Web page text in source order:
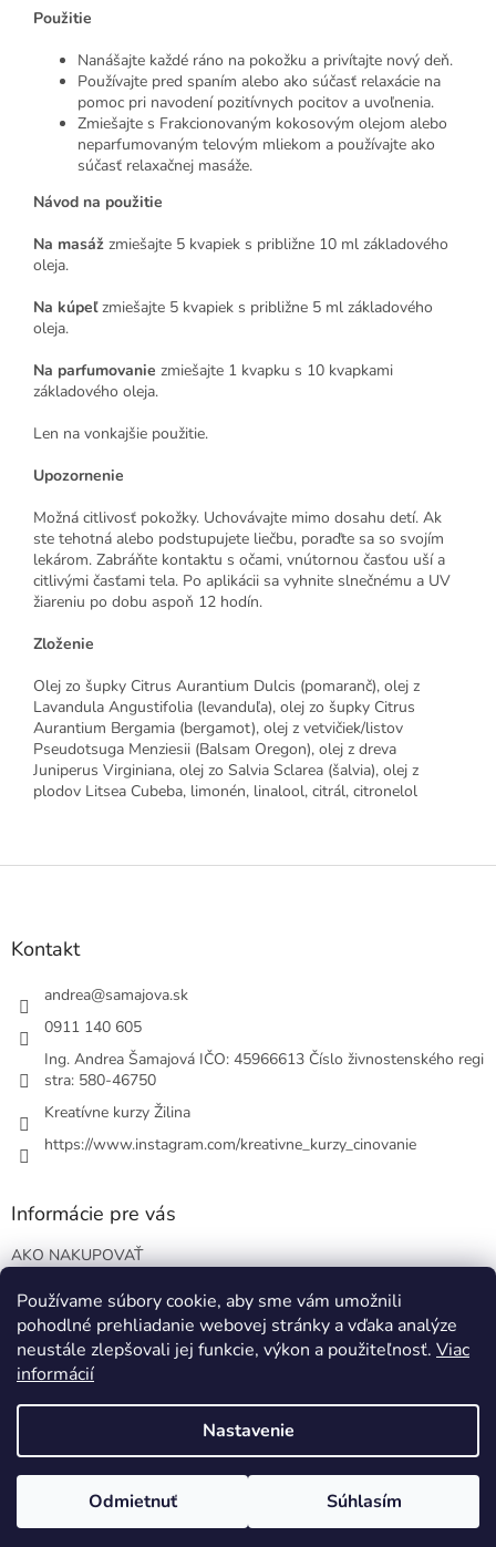
Používame súbory cookie, aby sme vám umožnili
pohodlné prehliadanie webovej stránky a vďaka analýze
neustále zlepšovali jej funkcie, výkon a použiteľnosť. Viac
informácií
Nastavenie
Odmietnuť Súhlasím
Použitie
Nanášajte každé ráno na pokožku a privítajte nový deň.
Používajte pred spaním alebo ako súčasť relaxácie na
pomoc pri navodení pozitívnych pocitov a uvoľnenia.
Zmiešajte s Frakcionovaným kokosovým olejom alebo
neparfumovaným telovým mliekom a používajte ako
súčasť relaxačnej masáže.
Návod na použitie
Na masáž zmiešajte 5 kvapiek s približne 10 ml základového
oleja.
Na kúpeľ zmiešajte 5 kvapiek s približne 5 ml základového
oleja.
Na parfumovanie zmiešajte 1 kvapku s 10 kvapkami
základového oleja.
Len na vonkajšie použitie.
Upozornenie
Možná citlivosť pokožky. Uchovávajte mimo dosahu detí. Ak
ste tehotná alebo podstupujete liečbu, poraďte sa so svojím
lekárom. Zabráňte kontaktu s očami, vnútornou časťou uší a
citlivými časťami tela. Po aplikácii sa vyhnite slnečnému a UV
žiareniu po dobu aspoň 12 hodín.
Zloženie
Olej zo šupky Citrus Aurantium Dulcis (pomaranč), olej z
Lavandula Angustifolia (levanduľa), olej zo šupky Citrus
Aurantium Bergamia (bergamot), olej z vetvičiek/listov
Pseudotsuga Menziesii (Balsam Oregon), olej z dreva
Juniperus Virginiana, olej zo Salvia Sclarea (šalvia), olej z
plodov Litsea Cubeba, limonén, linalool, citrál, citronelol
Z
Kontakt
andrea@samajova.sk
0911 140 605
Ing. Andrea Šamajová IČO: 45966613 Číslo živnostenského regi
stra: 580-46750
Kreatívne kurzy Žilina
https://www.instagram.com/kreativne_kurzy_cinovanie
Informácie pre vás
AKO NAKUPOVAŤ
Podmienky ochrany osobných údajov
Blog o EO
Vytvoril Shoptet
Copyright 2026www.samajova.sk . Všetky práva vyhradené.